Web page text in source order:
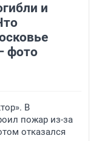
и
фото
В
пожар из-за
отказался